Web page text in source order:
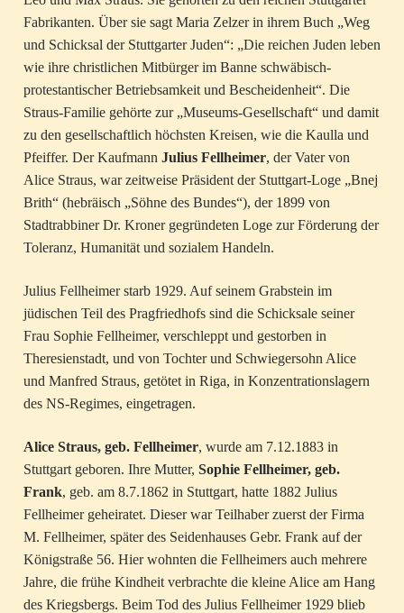
Fabrikanten. Über sie sagt Maria Zelzer in ihrem Buch „Weg
und Schicksal der Stuttgarter Juden“: „Die reichen Juden leben
wie ihre christlichen Mitbürger im Banne schwäbisch-
protestantischer Betriebsamkeit und Bescheidenheit“. Die
Straus-Familie gehörte zur „Museums-Gesellschaft“ und damit
zu den gesellschaftlich höchsten Kreisen, wie die Kaulla und
Pfeiffer. Der Kaufmann Julius Fellheimer, der Vater von
Alice Straus, war zeitweise Präsident der Stuttgart-Loge „Bnej
Brith“ (hebräisch „Söhne des Bundes“), der 1899 von
Stadtrabbiner Dr. Kroner gegründeten Loge zur Förderung der
Toleranz, Humanität und sozialem Handeln.
Julius Fellheimer starb 1929. Auf seinem Grabstein im
jüdischen Teil des Pragfriedhofs sind die Schicksale seiner
Frau Sophie Fellheimer, verschleppt und gestorben in
Theresienstadt, und von Tochter und Schwiegersohn Alice
und Manfred Straus, getötet in Riga, in Konzentrationslagern
des NS-Regimes, eingetragen.
Alice Straus, geb. Fellheimer, wurde am 7.12.1883 in
Stuttgart geboren. Ihre Mutter, Sophie Fellheimer, geb.
Frank, geb. am 8.7.1862 in Stuttgart, hatte 1882 Julius
Fellheimer geheiratet. Dieser war Teilhaber zuerst der Firma
M. Fellheimer, später des Seidenhauses Gebr. Frank auf der
Königstraße 56. Hier wohnten die Fellheimers auch mehrere
Jahre, die frühe Kindheit verbrachte die kleine Alice am Hang
des Kriegsbergs. Beim Tod des Julius Fellheimer 1929 blieb